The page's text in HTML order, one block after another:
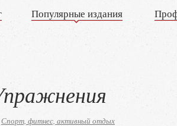
Популярные издания
Спорт, фитнес, активный отдых